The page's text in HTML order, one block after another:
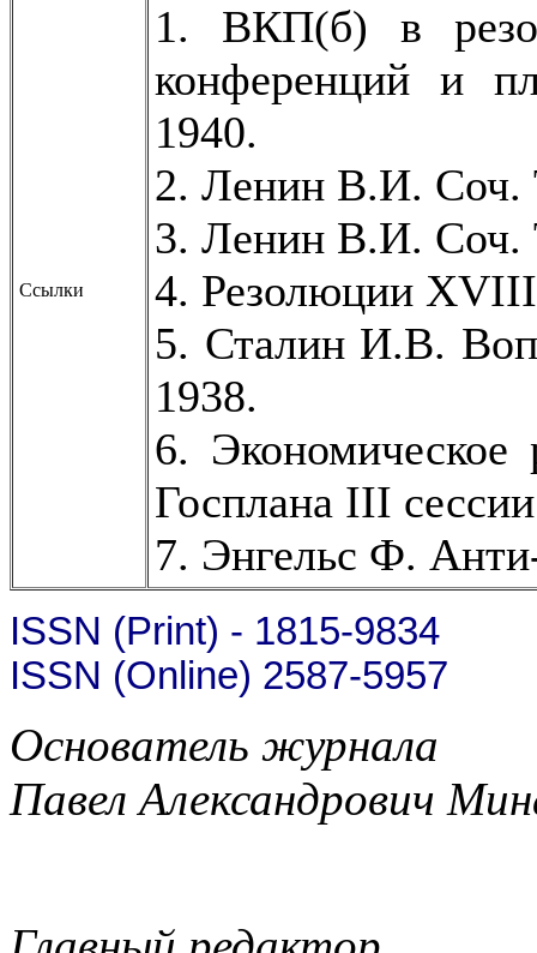
Ссылки
1. ВКП(б) в
конференций и
1940.
2. Ленин В.И.
3. Ленин В.И. Соч.
4. Резолюции
5. Сталин И.В.
1938.
6. Экономическое
Госплана III
7. Энгельс Ф.
ISSN (Print) - 1815-9834
ISSN (Online) 2587-5957
Основатель журнала
Павел Александрович